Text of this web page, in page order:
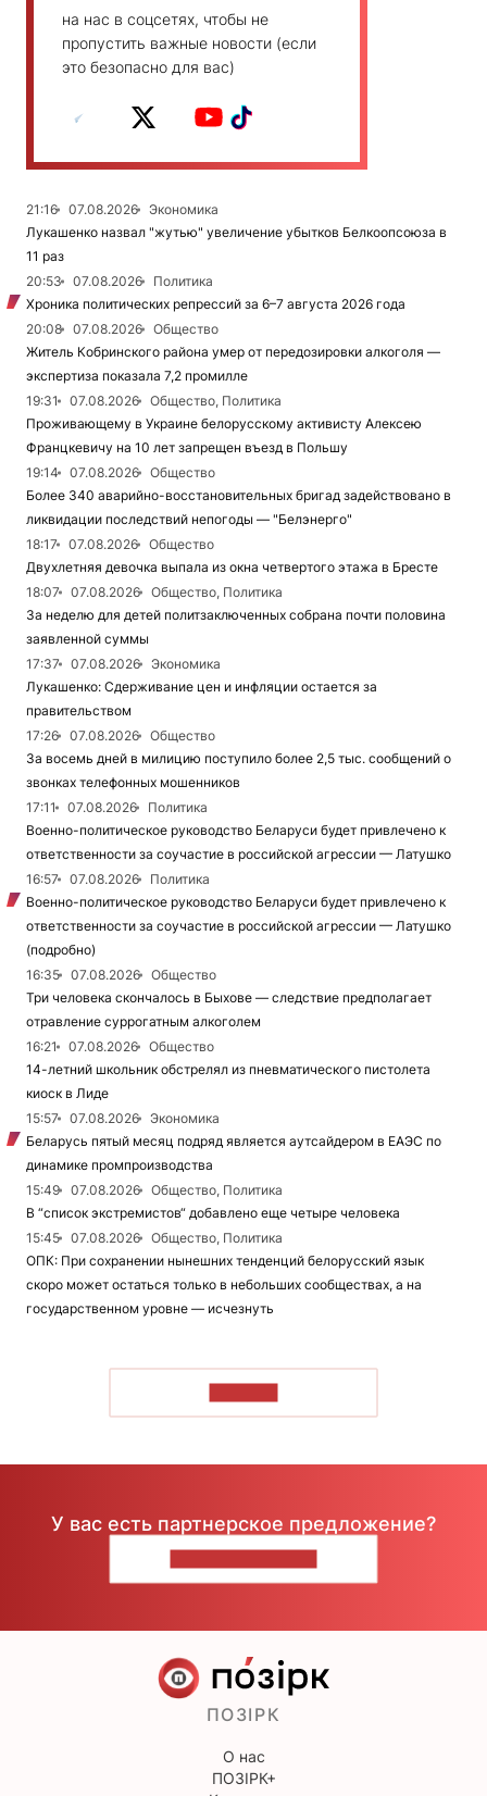
на нас в соцсетях, чтобы не
пропустить важные новости (если
это безопасно для вас)
21:16 07.08.2026
Экономика
Лукашенко назвал "жутью" увеличение убытков Белкоопсоюза в
11 раз
20:53
07.08.2026
Политика
Хроника политических репрессий за 6–7 августа 2026 года
20:08
07.08.2026
Общество
Житель Кобринского района умер от передозировки алкоголя —
экспертиза показала 7,2 промилле
19:31
07.08.2026
Общество, Политика
Проживающему в Украине белорусскому активисту Алексею
Францкевичу на 10 лет запрещен въезд в Польшу
19:14
07.08.2026
Общество
Более 340 аварийно-восстановительных бригад задействовано в
ликвидации последствий непогоды — "Белэнерго"
18:17
07.08.2026
Общество
Двухлетняя девочка выпала из окна четвертого этажа в Бресте
18:07
07.08.2026
Общество, Политика
За неделю для детей политзаключенных собрана почти половина
заявленной суммы
17:37
07.08.2026
Экономика
Лукашенко: Сдерживание цен и инфляции остается за
правительством
17:26
07.08.2026
Общество
За восемь дней в милицию поступило более 2,5 тыс. сообщений о
звонках телефонных мошенников
17:11
07.08.2026
Политика
Военно-политическое руководство Беларуси будет привлечено к
ответственности за соучастие в российской агрессии — Латушко
16:57
07.08.2026
Политика
Военно-политическое руководство Беларуси будет привлечено к
ответственности за соучастие в российской агрессии — Латушко
(подробно)
16:35
07.08.2026
Общество
Три человека скончалось в Быхове — следствие предполагает
отравление суррогатным алкоголем
16:21
07.08.2026
Общество
14-летний школьник обстрелял из пневматического пистолета
киоск в Лиде
15:57
07.08.2026
Экономика
Беларусь пятый месяц подряд является аутсайдером в ЕАЭС по
динамике промпроизводства
15:49
07.08.2026
Общество, Политика
В “список экстремистов“ добавлено еще четыре человека
15:45
07.08.2026
Общество, Политика
ОПК: При сохранении нынешних тенденций белорусский язык
скоро может остаться только в небольших сообществах, а на
государственном уровне — исчезнуть
У вас есть партнерское предложение?
ПОЗІРК
О нас
ПОЗІРК+